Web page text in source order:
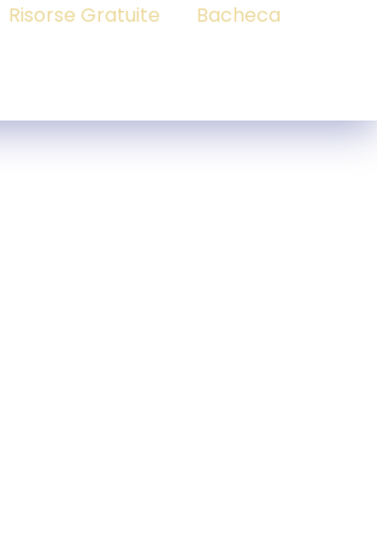
Risorse Gratuite Bacheca